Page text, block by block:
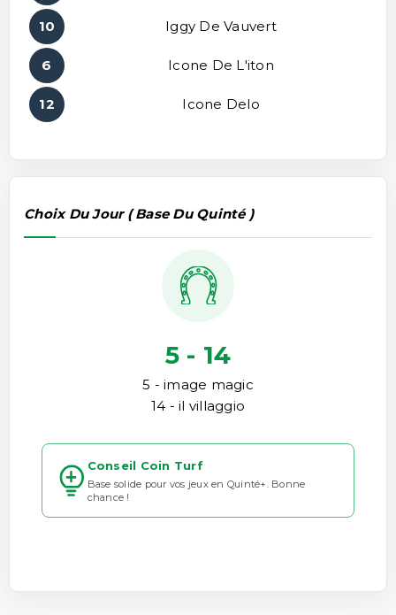
10 Iggy De Vauvert
6 Icone De L'iton
12 Icone Delo
Choix Du Jour ( Base Du Quinté )
5 - 14
5 - image magic
14 - il villaggio
Conseil Coin Turf
Base solide pour vos jeux en Quinté+. Bonne
chance !